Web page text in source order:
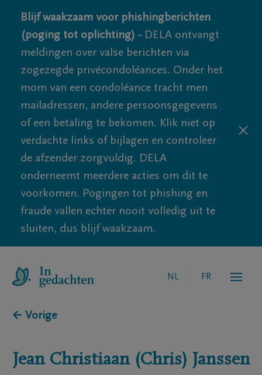
Blijf waakzaam voor phishingberichten
(poging tot oplichting) - DELA ontvangt
meldingen over valse berichten via
zogezegde privécondoléances. Onder het
mom van een condoléance tracht men
mailadressen, andere persoonsgegevens
of een betaling te bekomen. Klik niet op
verdachte links of bijlagen en controleer
de afzender zorgvuldig. DELA
onderneemt meerdere acties om dit te
voorkomen. Pogingen tot phishing en
fraude vallen echter nooit volledig uit te
sluiten, dus blijf waakzaam.
NL FR
← Vorige
Jean Christiaan (Chris) Janssen